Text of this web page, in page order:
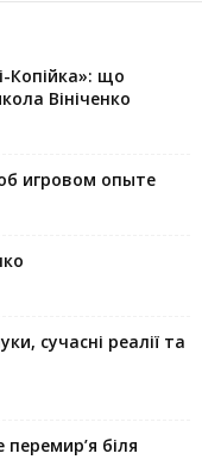
Копійка»: що
Вініченко
игровом опыте
сучасні реалії та
біля